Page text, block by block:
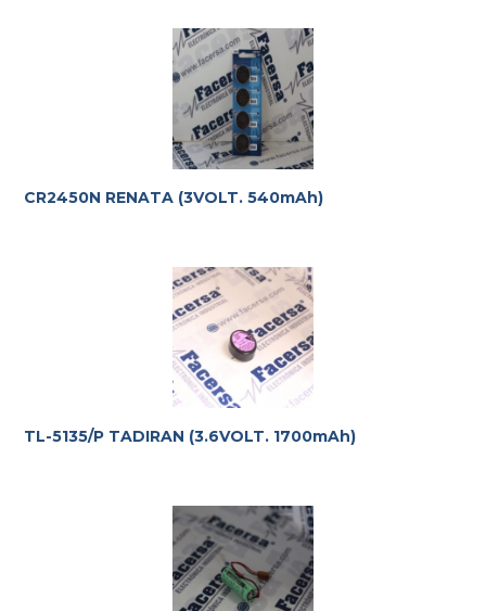
CR2450N RENATA (3VOLT. 540mAh)
TL-5135/P TADIRAN (3.6VOLT. 1700mAh)